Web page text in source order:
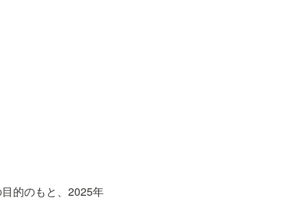
的のもと、2025年